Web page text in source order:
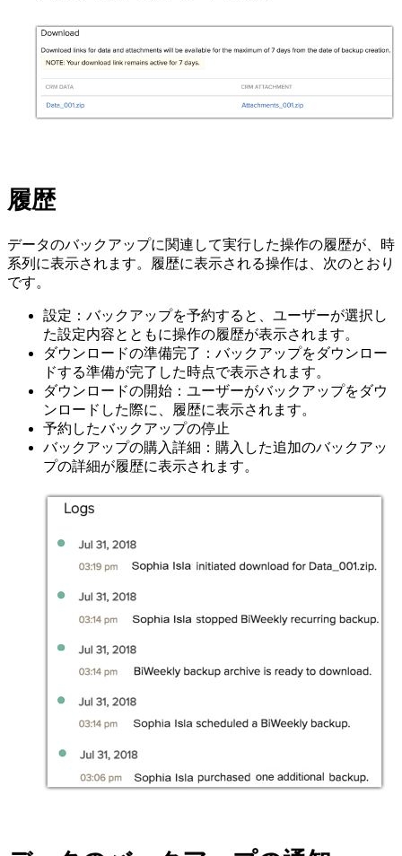
履歴
データのバックアップに関連して実行した操作の履歴が、時
系列に表示されます。履歴に表示される操作は、次のとおり
です。
設定：バックアップを予約すると、ユーザーが選択し
た設定内容とともに操作の履歴が表示されます。
ダウンロードの準備完了：バックアップをダウンロー
ドする準備が完了した時点で表示されます。
ダウンロードの開始：ユーザーがバックアップをダウ
ンロードした際に、履歴に表示されます。
予約したバックアップの停止
バックアップの購入詳細：購入した追加のバックアッ
プの詳細が履歴に表示されます。